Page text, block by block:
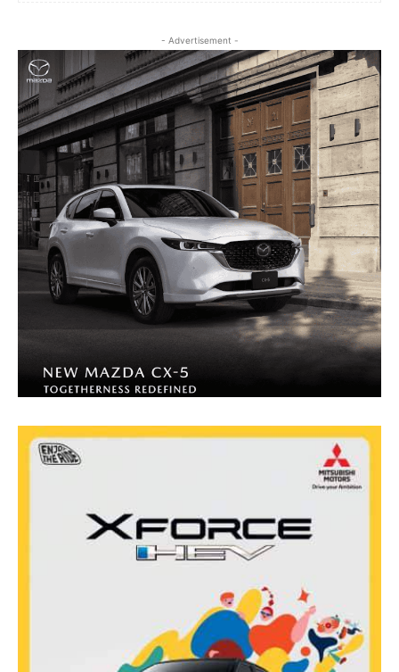
- Advertisement -